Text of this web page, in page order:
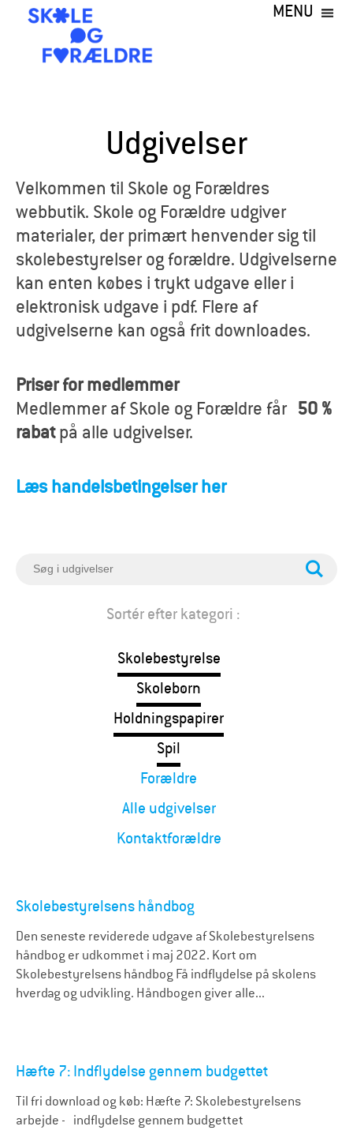
hovedindhold
l
e
o
g
F
r
æ
d
e
MENU
Udgivelser
Velkommen til Skole og Forældres
webbutik. Skole og Forældre udgiver
materialer, der primært henvender sig til
skolebestyrelser og forældre. Udgivelserne
kan enten købes i trykt udgave eller i
elektronisk udgave i pdf. Flere af
udgivelserne kan også frit downloades.
Priser for medlemmer
Medlemmer af Skole og Forældre får 50 %
rabatpå alle udgivelser.
Læs handelsbetingelser her
S
Sortér efter kategori :
Skolebestyrelse
Skolebørn
Holdningspapirer
Spil
Forældre
Alle udgivelser
Kontaktforældre
Skolebestyrelsens håndbog
Den seneste reviderede udgave af Skolebestyrelsens
håndbog er udkommet i maj 2022. Kort om
Skolebestyrelsens håndbog Få indflydelse på skolens
hverdag og udvikling. Håndbogen giver alle...
Hæfte 7: Indflydelse gennem budgettet
Til fri download og køb: Hæfte 7: Skolebestyrelsens
arbejde - indflydelse gennem budgettet